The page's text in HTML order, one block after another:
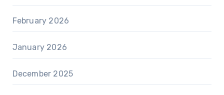
February 2026
January 2026
December 2025